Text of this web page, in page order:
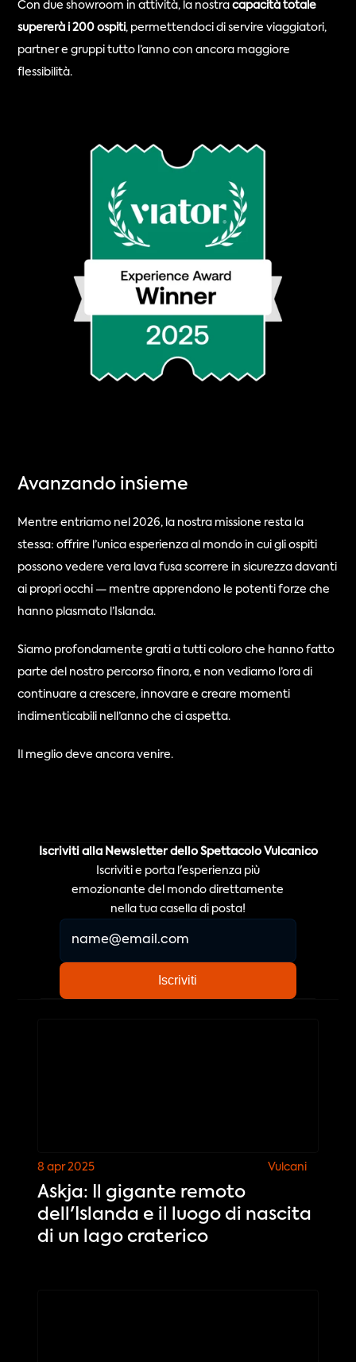
Con due showroom in attività, la nostra capacità totale
supererà i 200 ospiti, permettendoci di servire viaggiatori,
partner e gruppi tutto l’anno con ancora maggiore
flessibilità.
Avanzando insieme
Mentre entriamo nel 2026, la nostra missione resta la
stessa: offrire l’unica esperienza al mondo in cui gli ospiti
possono vedere vera lava fusa scorrere in sicurezza davanti
ai propri occhi — mentre apprendono le potenti forze che
hanno plasmato l’Islanda.
Siamo profondamente grati a tutti coloro che hanno fatto
parte del nostro percorso finora, e non vediamo l’ora di
continuare a crescere, innovare e creare momenti
indimenticabili nell’anno che ci aspetta.
Il meglio deve ancora venire.
Iscriviti alla Newsletter dello Spettacolo Vulcanico
Iscriviti e porta l'esperienza più
emozionante del mondo direttamente
nella tua casella di posta!
8 apr 2025 Vulcani
Askja: Il gigante remoto
dell'Islanda e il luogo di nascita
di un lago craterico